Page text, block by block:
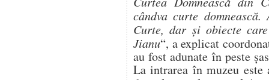
cândva curte
Curte, dar și obiecte
Jianu“, a explicat
au fost adunate în peste
La intrarea în muzeu este